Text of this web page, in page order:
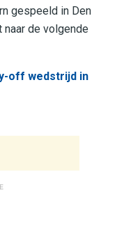
gespeeld in Den
naar de volgende
off wedstrijd in